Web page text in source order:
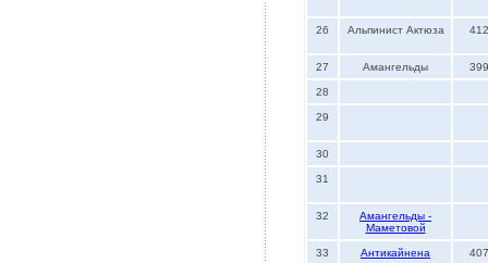
26 Альпинист Актюза
27 Амангельды
28
29
30
31
32
Амангельды -
Маметовой
33 Антикайнена